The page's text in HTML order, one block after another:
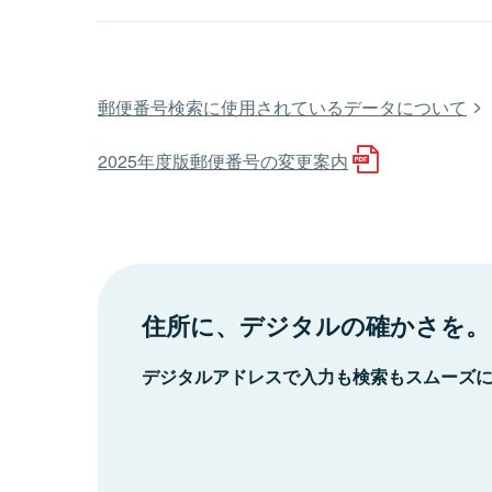
郵便番号検索に使用されているデータについて
2025年度版郵便番号の変更案内
住所に、デジタルの確かさを。
デジタルアドレスで入力も検索もスムーズ